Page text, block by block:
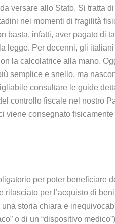
versare allo Stato. Si tratta
nei momenti di fragilità
basta, infatti, aver pagato di
legge. Per decenni, gli
la calcolatrice alla mano.
semplice e snello, ma
consultare le guide
controllo fiscale nel nostro
consegnato fisicamente
per poter beneficiare
per l’acquisto di
storia chiara e
o di un “dispositivo